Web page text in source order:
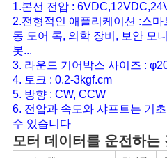
사
이
트
맵
1.본선 전압 :
2.전형적인 애플리케이션 :스
동 도어 록, 의학 장비, 보안 모
봇...
3. 라운드 기어박스 사이즈 :
4. 토크 : 0.2-3kgf.cm
5. 방향 : CW, CCW
6. 전압과 속도와 샤프트는 기
수 있습니다
모터 데이터를 운전하는